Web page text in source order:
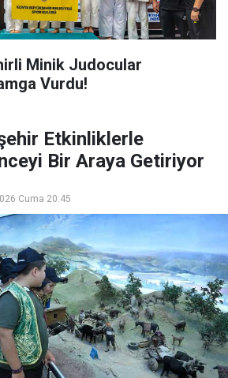
Minik Judocular
Vurdu!
Etkinliklerle
Bir Araya Getiriyor
Cuma 20:45